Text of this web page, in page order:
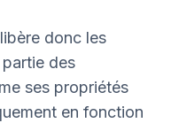
donc les
des
ses propriétés
en fonction